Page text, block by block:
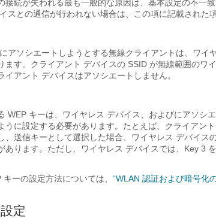
接続が失われる最も一般的な原因は、基本設定の不一
スとの通信が行われない場合は、この項に記載された
アソシエートしようとする無線クライアントは、ワイ
ます。クライアント デバイスの SSID が無線範囲のワ
イアント デバイスはアソシエートしません。
WEP キーは、ワイヤレス デバイス、およびにアソシ
うに設定する必要があります。たとえば、クライアン
、送信キーとして選択した場合、ワイヤレス デバイス
あります。ただし、ワイヤレス デバイスでは、Key 3
ーの設定方法については、 “WLAN 認証および暗号化
定